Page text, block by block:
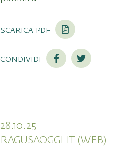
scarica pdf
condividi
28.10.25
RAGUSAOGGI.IT (WEB)